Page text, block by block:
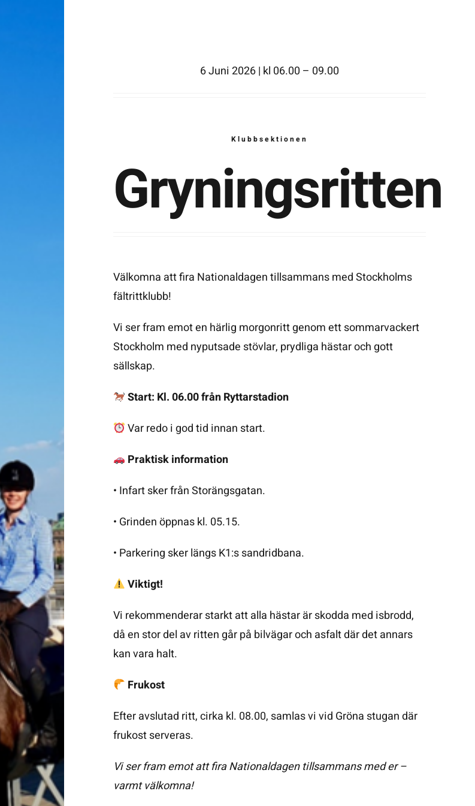
6 Juni 2026 | kl 06.00 – 09.00
Klubbsektionen
Gryningsritten
Välkomna att fira Nationaldagen tillsammans med Stockholms
fältrittklubb!
Vi ser fram emot en härlig morgonritt genom ett sommarvackert
Stockholm med nyputsade stövlar, prydliga hästar och gott
sällskap.
Start: Kl. 06.00 från Ryttarstadion
Var redo i god tid innan start.
Praktisk information
• Infart sker från Storängsgatan.
• Grinden öppnas kl. 05.15.
• Parkering sker längs K1:s sandridbana.
Viktigt!
Vi rekommenderar starkt att alla hästar är skodda med isbrodd,
då en stor del av ritten går på bilvägar och asfalt där det annars
kan vara halt.
Frukost
Efter avslutad ritt, cirka kl. 08.00, samlas vi vid Gröna stugan där
frukost serveras.
Vi ser fram emot att fira Nationaldagen tillsammans med er –
varmt välkomna!